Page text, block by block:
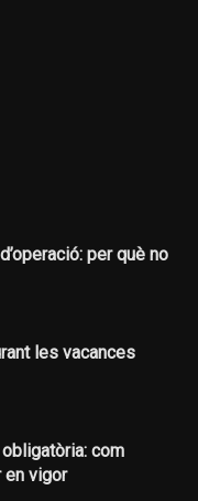
per què no
les vacances
com
en vigor